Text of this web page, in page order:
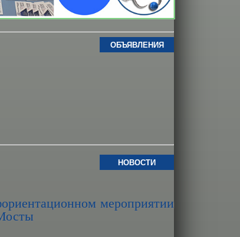
ОБЪЯВЛЕНИЯ
НОВОСТИ
мероприятии